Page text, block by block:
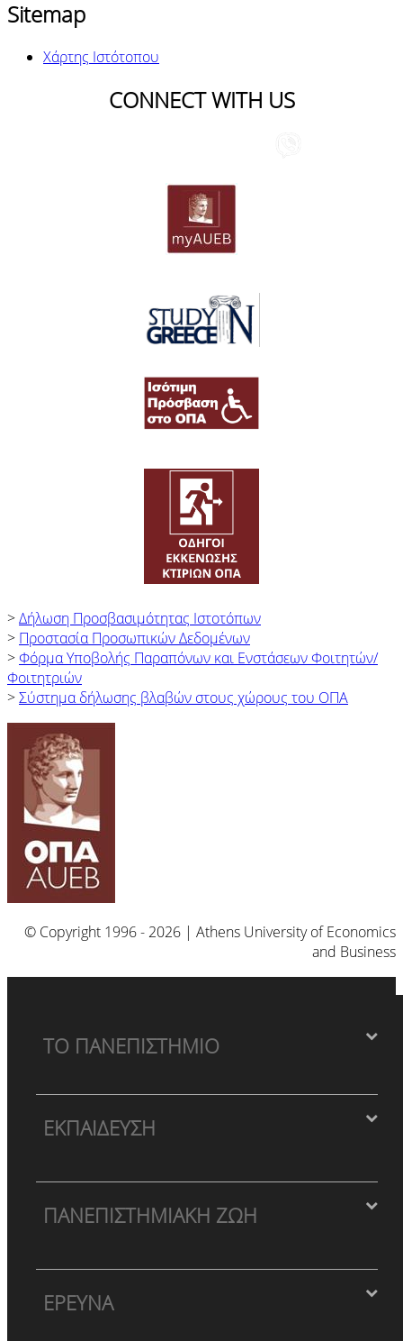
Sitemap
Χάρτης Ιστότοπου
CONNECT WITH US
>Δήλωση Προσβασιμότητας Ιστοτόπων
> Προστασία Προσωπικών Δεδομένων
> Φόρμα Yποβολής Παραπόνων και Ενστάσεων Φοιτητών/
Φοιτητριών
>Σύστημα δήλωσης βλαβών στους χώρους του ΟΠΑ
© Copyright 1996 - 2026 | Athens University of Economics
and Business
ΤΟ ΠΑΝΕΠΙΣΤΗΜΙΟ
ΕΚΠΑΙΔΕΥΣΗ
ΠΑΝΕΠΙΣΤΗΜΙΑΚΗ ΖΩΗ
ΕΡΕΥΝΑ